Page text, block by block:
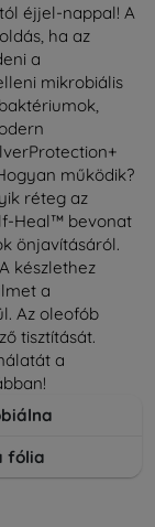
éjjel-nappal! A
ha az
a
mikrobiális
működik?
réteg az
Heal™ bevonat
önjavításáról.
készlethez
a
Az oleofób
tisztítását.
a
fólia